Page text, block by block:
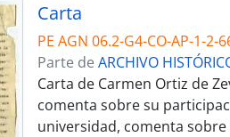
Carta
PE AGN 06.2-G4-CO-AP-1-2-
Parte de ARCHIVO
Carta de Carmen Ortiz de
comenta sobre su
universidad, comenta